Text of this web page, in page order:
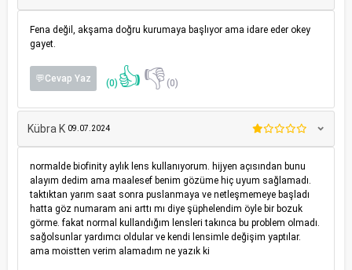
Fena değil, akşama doğru kurumaya başlıyor ama idare eder okey
gayet.
💬Cevap Yaz (0) 👍👎(0)
Kübra K 09.07.2024
normalde biofinity aylık lens kullanıyorum. hijyen açısından bunu
alayım dedim ama maalesef benim gözüme hiç uyum sağlamadı.
taktıktan yarım saat sonra puslanmaya ve netleşmemeye başladı
hatta göz numaram ani arttı mı diye şüphelendim öyle bir bozuk
görme. fakat normal kullandığım lensleri takınca bu problem olmadı.
sağolsunlar yardımcı oldular ve kendi lensimle değişim yaptılar.
ama moistten verim alamadım ne yazık ki